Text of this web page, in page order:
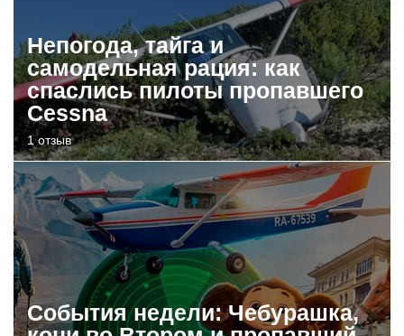
Непогода, тайга и
самодельная рация: как
спаслись пилоты пропавшего
Cessna
1 отзыв
События недели: Чебурашка,